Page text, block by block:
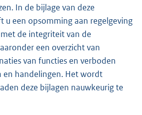
In de bijlage van deze
u een opsomming aan regelgeving
de integriteit van de
een overzicht van
van functies en verboden
en handelingen. Het wordt
deze bijlagen nauwkeurig te